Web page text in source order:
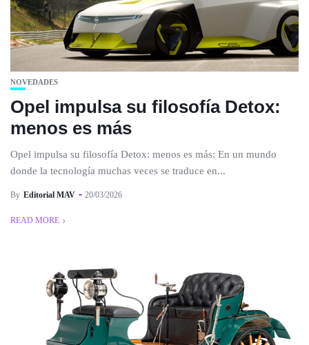
NOVEDADES
Opel impulsa su filosofía Detox:
menos es más
Opel impulsa su filosofía Detox: menos es más: En un mundo
donde la tecnología muchas veces se traduce en...
By Editorial MAV 20/03/2026
READ MORE